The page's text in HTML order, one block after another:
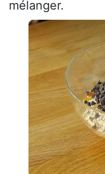
mélanger.